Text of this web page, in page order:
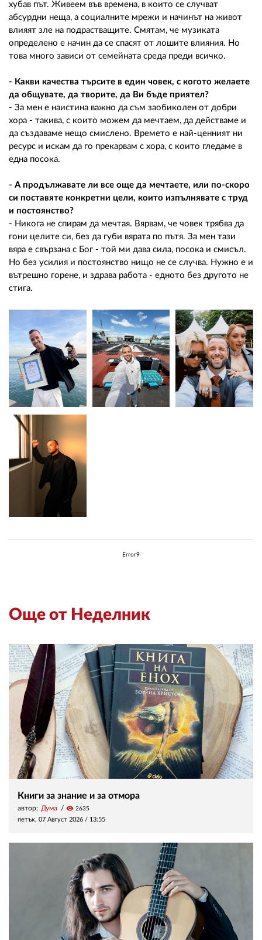
хубав път. Живеем във времена, в които се случват
абсурдни неща, а социалните мрежи и начинът на живот
влияят зле на подрастващите. Смятам, че музиката
определено е начин да се спасят от лошите влияния. Но
това много зависи от семейната среда преди всичко.
- Какви качества търсите в един човек, с когото желаете
да общувате, да творите, да Ви бъде приятел?
- За мен е наистина важно да съм заобиколен от добри
хора - такива, с които можем да мечтаем, да действаме и
да създаваме нещо смислено. Времето е най-ценният ни
ресурс и искам да го прекарвам с хора, с които гледаме в
една посока.
- А продължавате ли все още да мечтаете, или по-скоро
си поставяте конкретни цели, които изпълнявате с труд
и постоянство?
- Никога не спирам да мечтая. Вярвам, че човек трябва да
гони целите си, без да губи вярата по пътя. За мен тази
вяра е свързана с Бог - той ми дава сила, посока и смисъл.
Но без усилия и постоянство нищо не се случва. Нужно е и
вътрешно горене, и здрава работа - едното без другото не
стига.
Error9
Още от Неделник
Книги за знание и за отмора
автор: Дума visibility 2635
петък, 07 Август 2026 / 13:55